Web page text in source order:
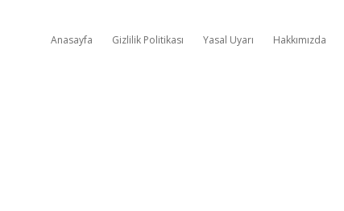
Anasayfa Gizlilik Politikası Yasal Uyarı Hakkımızda